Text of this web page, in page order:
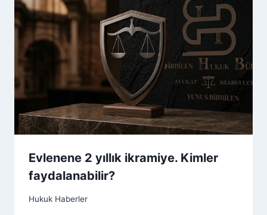
Evlenene 2 yıllık ikramiye. Kimler
faydalanabilir?
Hukuk Haberler